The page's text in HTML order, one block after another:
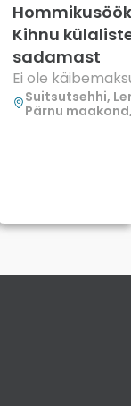
Kihnu
sadamast
Ei ole
Suitsutsehhi,
Pärnu